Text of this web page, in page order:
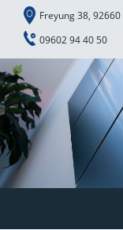
Freyung 38,
09602 94 40 50